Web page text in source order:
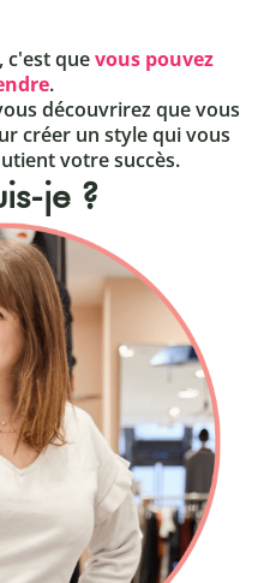
c'est quevous pouvez
.
découvrirez que vous
créer un style qui vous
votre succès.
je ?